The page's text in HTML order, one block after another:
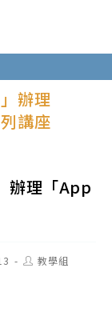
辦理
講座
辦理「App
Post教學組